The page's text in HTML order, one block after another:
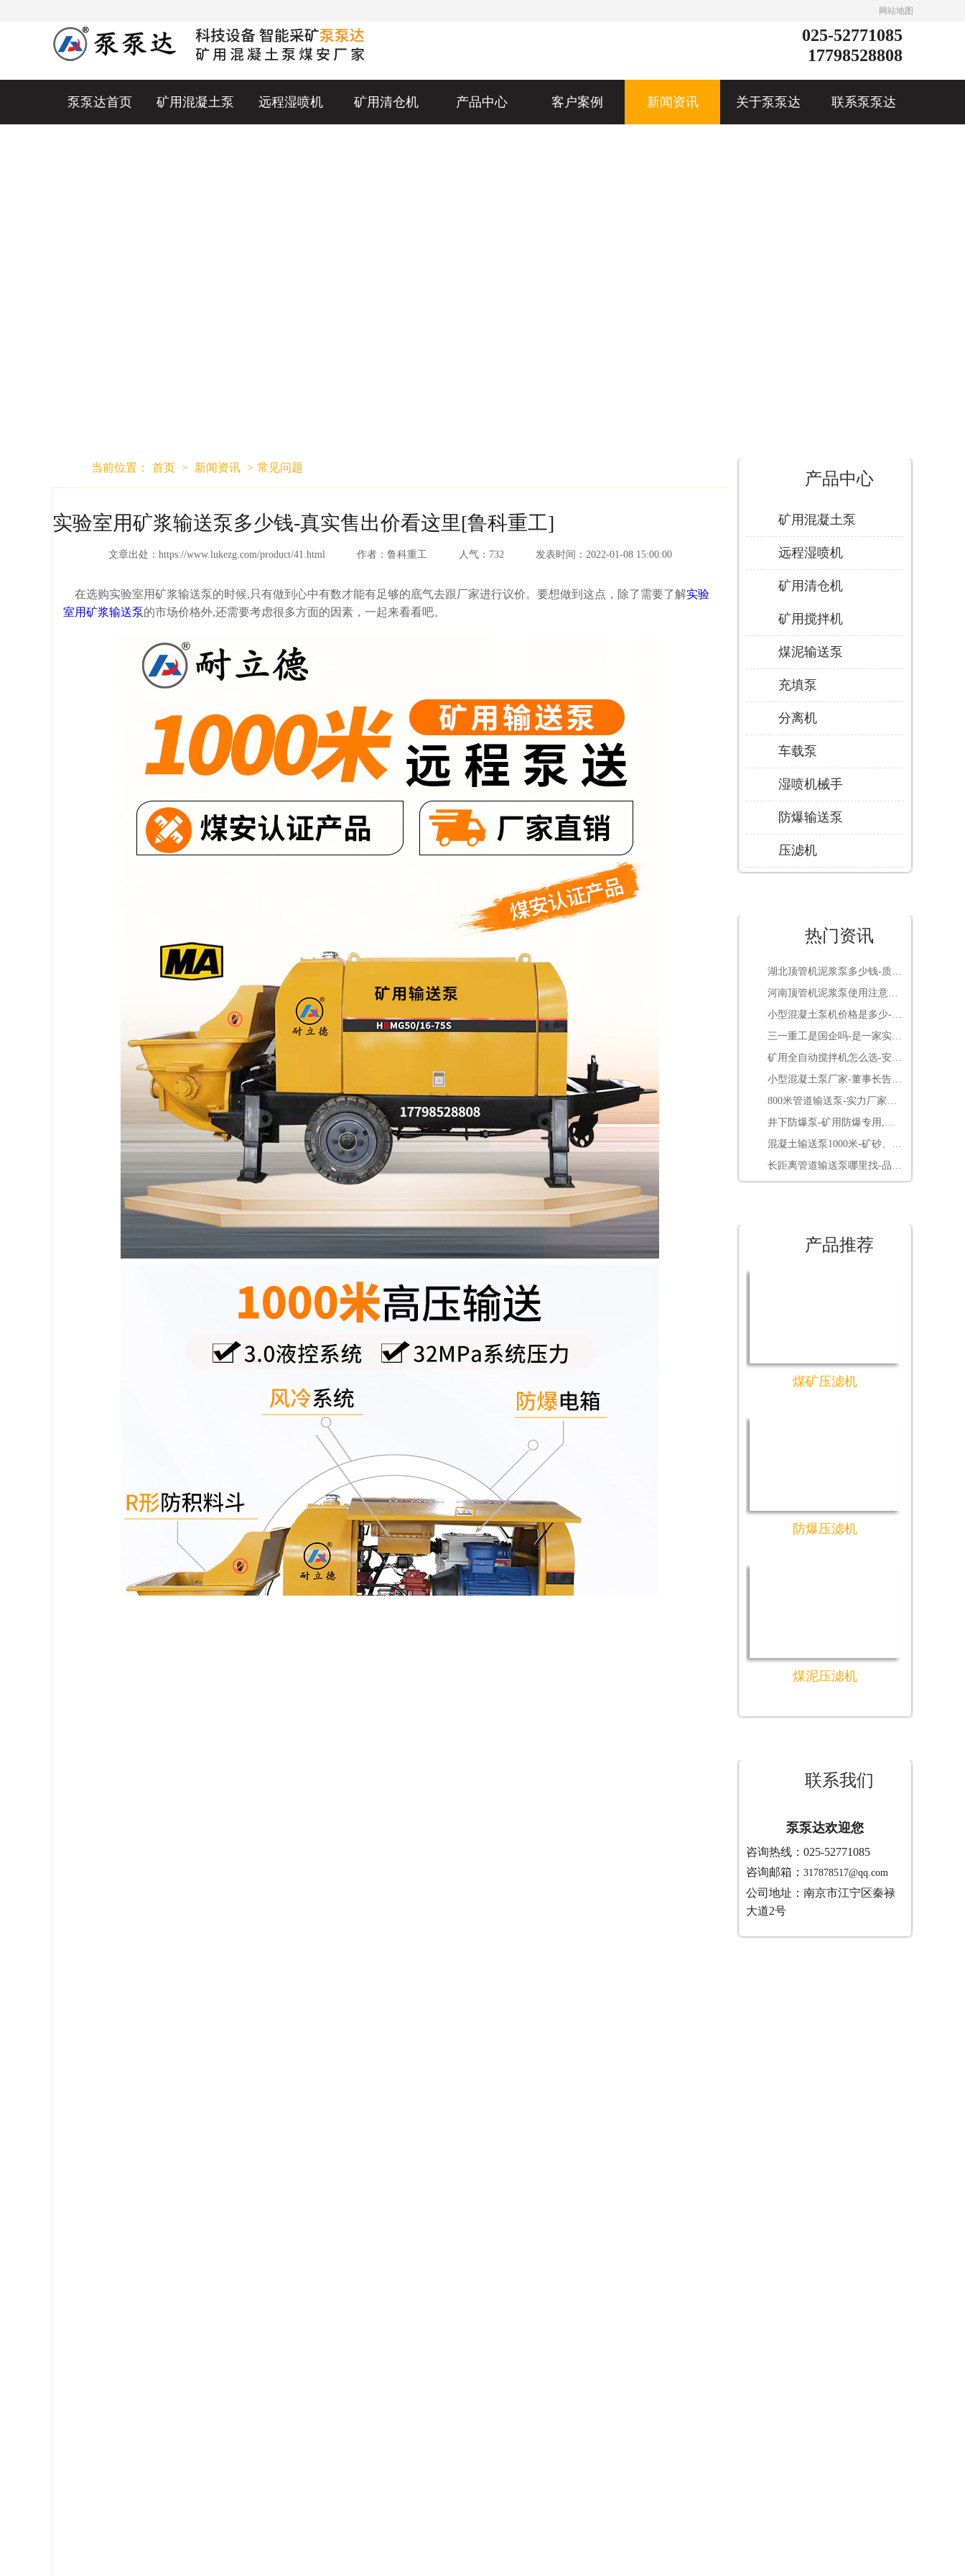
网站地图
025-52771085
17798528808
泵泵达首页 矿用混凝土泵 远程湿喷机 矿用清仓机 产品中心 客户案例 新闻资讯 关于泵泵达 联系泵泵达
当前位置： 首页 > 新闻资讯 > 常见问题
实验室用矿浆输送泵多少钱-真实售出价看这里[鲁科重工]
文章出处： https://www.lukezg.com/product/41.html 作者： 鲁科重工 人气： 732 发表时间： 2022-01-08 15:00:00
在选购实验室用矿浆输送泵的时候,只有做到心中有数才能有足够的底气去跟厂家进行议价。要想做到这点，除了需要了解实验
室用矿浆输送泵的市场价格外,还需要考虑很多方面的因素，一起来看看吧。
产品中心
矿用混凝土泵
远程湿喷机
矿用清仓机
矿用搅拌机
煤泥输送泵
充填泵
分离机
车载泵
湿喷机械手
防爆输送泵
压滤机
热门资讯
湖北顶管机泥浆泵多少钱-质量
决定价格[鲁科重工]
河南顶管机泥浆泵使用注意事
项-点击了解更多[鲁科重工]
小型混凝土泵机价格是多少-便
宜的同时还免费送配件[鲁科重
工]
三一重工是国企吗-是一家实在
的民营企业[三一重工]
矿用全自动搅拌机怎么选-安标
3.0电控系统更放心[耐立德]
小型混凝土泵厂家-董事长告诉
你如何借用网络营销包工程[鲁
科重工]
800米管道输送泵-实力厂家靠
谱[鲁科重工]
井下防爆泵-矿用防爆专用,整
机煤安认证[耐立德]
混凝土输送泵1000米-矿砂、煤
矸石高压输送[鲁科重工]
长距离管道输送泵哪里找-品牌
产品推荐
煤矿压滤机
防爆压滤机
煤泥压滤机
联系我们
泵泵达欢迎您
咨询热线：025-52771085
咨询邮箱： 317878517@qq.com
公司地址：南京市江宁区秦禄
大道2号